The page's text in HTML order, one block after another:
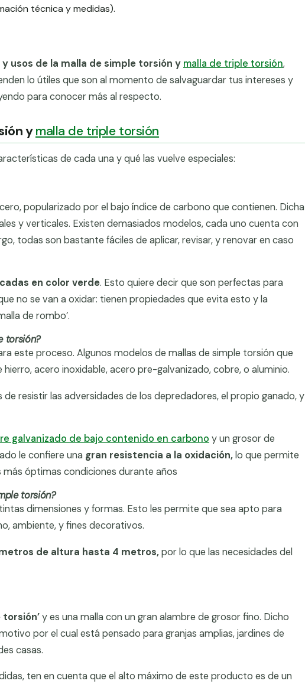
técnica y medidas).
usos de la malla de simple torsión y malla de triple torsión,
lo útiles que son al momento de salvaguardar tus intereses y
para conocer más al respecto.
ymalla de triple torsión
de cada una y qué las vuelve especiales:
popularizado por el bajo índice de carbono que contienen. Dicha
y verticales. Existen demasiados modelos, cada uno cuenta con
todas son bastante fáciles de aplicar, revisar, y renovar en caso
en color verde. Esto quiere decir que son perfectas para
no se van a oxidar: tienen propiedades que evita esto y la
de rombo’.
torsión?
este proceso. Algunos modelos de mallas de simple torsión que
acero inoxidable, acero pre-galvanizado, cobre, o aluminio.
resistir las adversidades de los depredadores, el propio ganado, y
galvanizado de bajo contenido en carbono y un grosor de
le confiere una gran resistencia a la oxidación, lo que permite
óptimas condiciones durante años
torsión?
dimensiones y formas. Esto les permite que sea apto para
ambiente, y fines decorativos.
de altura hasta 4 metros,por lo que las necesidades del
y es una malla con un gran alambre de grosor fino. Dicho
por el cual está pensado para granjas amplias, jardines de
casas.
ten en cuenta que el alto máximo de este producto es de un